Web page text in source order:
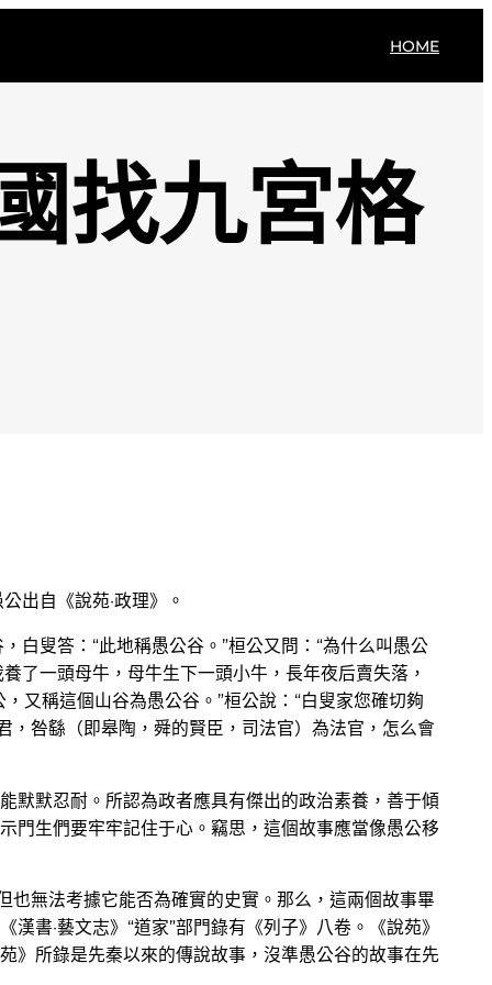
HOME
找九宮格
出自《說苑·政理》。
白叟答：“此地稱愚公谷。”桓公又問：“為什么叫愚公
了一頭母牛，母牛生下一頭小牛，長年夜后賣失落，
又稱這個山谷為愚公谷。”桓公說：“白叟家您確切夠
，咎繇（即皋陶，舜的賢臣，司法官）為法官，怎么會
默默忍耐。所認為政者應具有傑出的政治素養，善于傾
門生們要牢牢記住于心。竊思，這個故事應當像愚公移
也無法考據它能否為確實的史實。那么，這兩個故事畢
漢書·藝文志》“道家”部門錄有《列子》八卷。《說苑》
》所錄是先秦以來的傳說故事，沒準愚公谷的故事在先